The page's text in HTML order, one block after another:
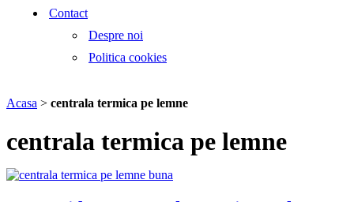
Contact
Despre noi
Politica cookies
Acasa > centrala termica pe lemne
centrala termica pe lemne